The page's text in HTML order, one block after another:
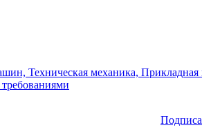
Техническая механика,